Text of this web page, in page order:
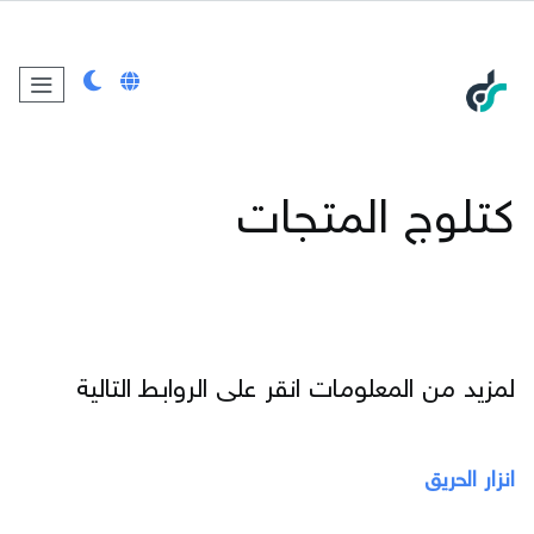
کتلوج المتجات
لمزيد من المعلومات انقر على الروابط التالية
انزار الحریق